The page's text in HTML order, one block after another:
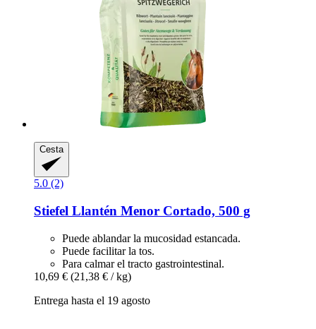
Cesta
5.0 (2)
Stiefel Llantén Menor Cortado, 500 g
Puede ablandar la mucosidad estancada.
Puede facilitar la tos.
Para calmar el tracto gastrointestinal.
10,69 € (21,38 € / kg)
Entrega hasta el 19 agosto